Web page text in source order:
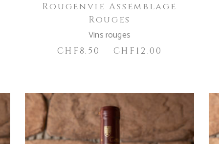
nella
pagina
del
prodotto
Rougenvie Assemblage
Rouges
Vins rouges
CHF8.50 – CHF 12.00